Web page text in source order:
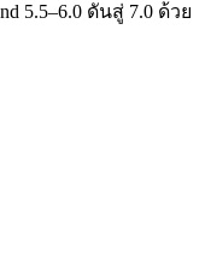
5.5–6.0 ดันสู่ 7.0 ด้วย